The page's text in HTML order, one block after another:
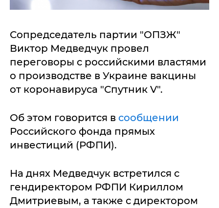
Сопредседатель партии "ОПЗЖ"
Виктор Медведчук провел
переговоры с российскими властями
о производстве в Украине вакцины
от коронавируса "Спутник V".
Об этом говорится в сообщении
Российского фонда прямых
инвестиций (РФПИ).
На днях Медведчук встретился с
гендиректором РФПИ Кириллом
Дмитриевым, а также с директором